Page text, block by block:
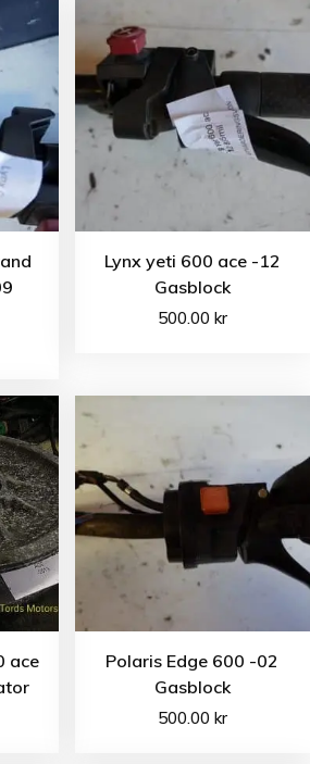
Lynx yeti 600 ace -12
Gasblock
500.00 kr
ace
Polaris Edge 600 -02
Gasblock
500.00 kr